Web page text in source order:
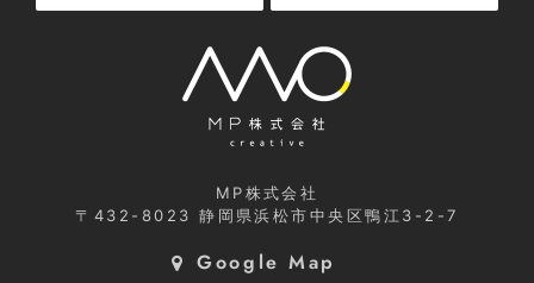
MP株式会社
〒432-8023静岡県浜松市中央区鴨江3-2-7
Google Map